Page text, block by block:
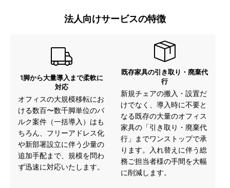
法人向けサービスの特徴
1脚から大量導入まで柔軟に
対応
オフィスの大規模移転にお
ける数百〜数千脚単位のバ
ルク案件（一括導入）はも
ちろん、フリーアドレス化
や新部署設立に伴う少量の
追加手配まで、規模を問わ
ず迅速に対応いたします。
既存家具の引き取り・廃棄代
行
新規チェアの搬入・設置だ
けでなく、導入時に不要と
なる既存の大量のオフィス
家具の「引き取り・廃棄代
行」までワンストップで承
ります。入れ替えに伴う総
務ご担当者様の手間を大幅
に削減します。